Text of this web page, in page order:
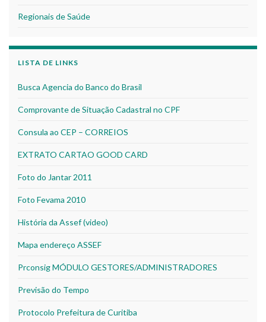
Regionais de Saúde
LISTA DE LINKS
Busca Agencia do Banco do Brasil
Comprovante de Situação Cadastral no CPF
Consula ao CEP – CORREIOS
EXTRATO CARTAO GOOD CARD
Foto do Jantar 2011
Foto Fevama 2010
História da Assef (video)
Mapa endereço ASSEF
Prconsig MÓDULO GESTORES/ADMINISTRADORES
Previsão do Tempo
Protocolo Prefeitura de Curitiba